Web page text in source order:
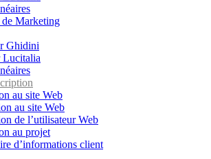
Marketing
Ghidini
Lucitalia
au site Web
au site Web
de l’utilisateur Web
au projet
d’informations client